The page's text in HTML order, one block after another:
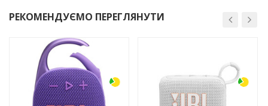
РЕКОМЕНДУЄМО ПЕРЕГЛЯНУТИ